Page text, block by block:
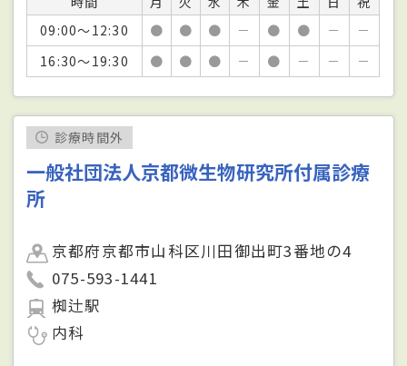
09:00～12:30
● ● ● － ● ● －
－
16:30～19:30
● ● ● － ● － － －
診療時間外
一般社団法人京都微生物研究所付属診療
所
京都府京都市山科区川田御出町3番地の4
075-593-1441
椥辻駅
内科